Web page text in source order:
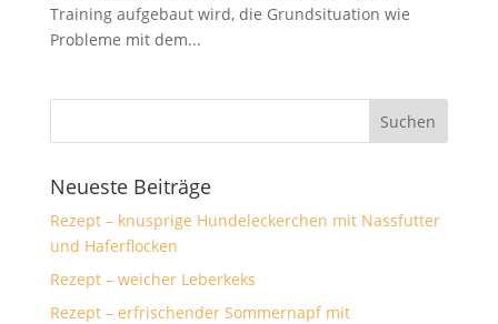
Training aufgebaut wird, die Grundsituation wie
Probleme mit dem...
Neueste Beiträge
Rezept – knusprige Hundeleckerchen mit Nassfutter
und Haferflocken
Rezept – weicher Leberkeks
Rezept – erfrischender Sommernapf mit